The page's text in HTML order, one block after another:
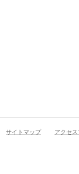
サイトマップ アクセ